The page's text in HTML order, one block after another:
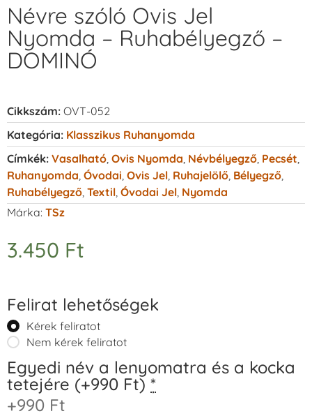
Névre szóló Ovis Jel
Nyomda – Ruhabélyegző –
DOMINÓ
Cikkszám: OVT-052
Kategória: Klasszikus Ruhanyomda
Címkék: Vasalható Ovis Nyomda Névbélyegző Pecsét
Ruhanyomda Óvodai Ovis Jel Ruhajelölő Bélyegző
Ruhabélyegző Textil Óvodai Jel Nyomda
Márka: TSz
3.450 Ft
Felirat lehetőségek
Kérek feliratot
Nem kérek feliratot
Egyedi név a lenyomatra és a kocka
tetejére (+990 Ft) *
+990 Ft